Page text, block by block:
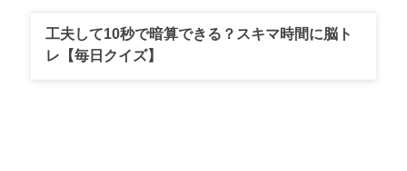
工夫して10秒で暗算できる？スキマ時間に脳ト
レ【毎日クイズ】